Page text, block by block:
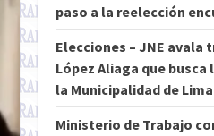
paso a la reelección
Elecciones – JNE avala
López Aliaga que
la Municipalidad de Lima
Ministerio de Trabajo